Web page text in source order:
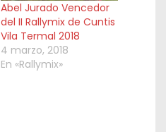
Abel Jurado Vencedor
del II Rallymix de Cuntis
Vila Termal 2018
4 marzo, 2018
En «Rallymix»